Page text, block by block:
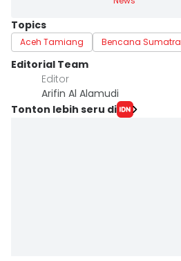
Topics
Aceh Tamiang Bencana Sumatra
Editorial Team
Editor
Arifin Al Alamudi
Tonton lebih seru di